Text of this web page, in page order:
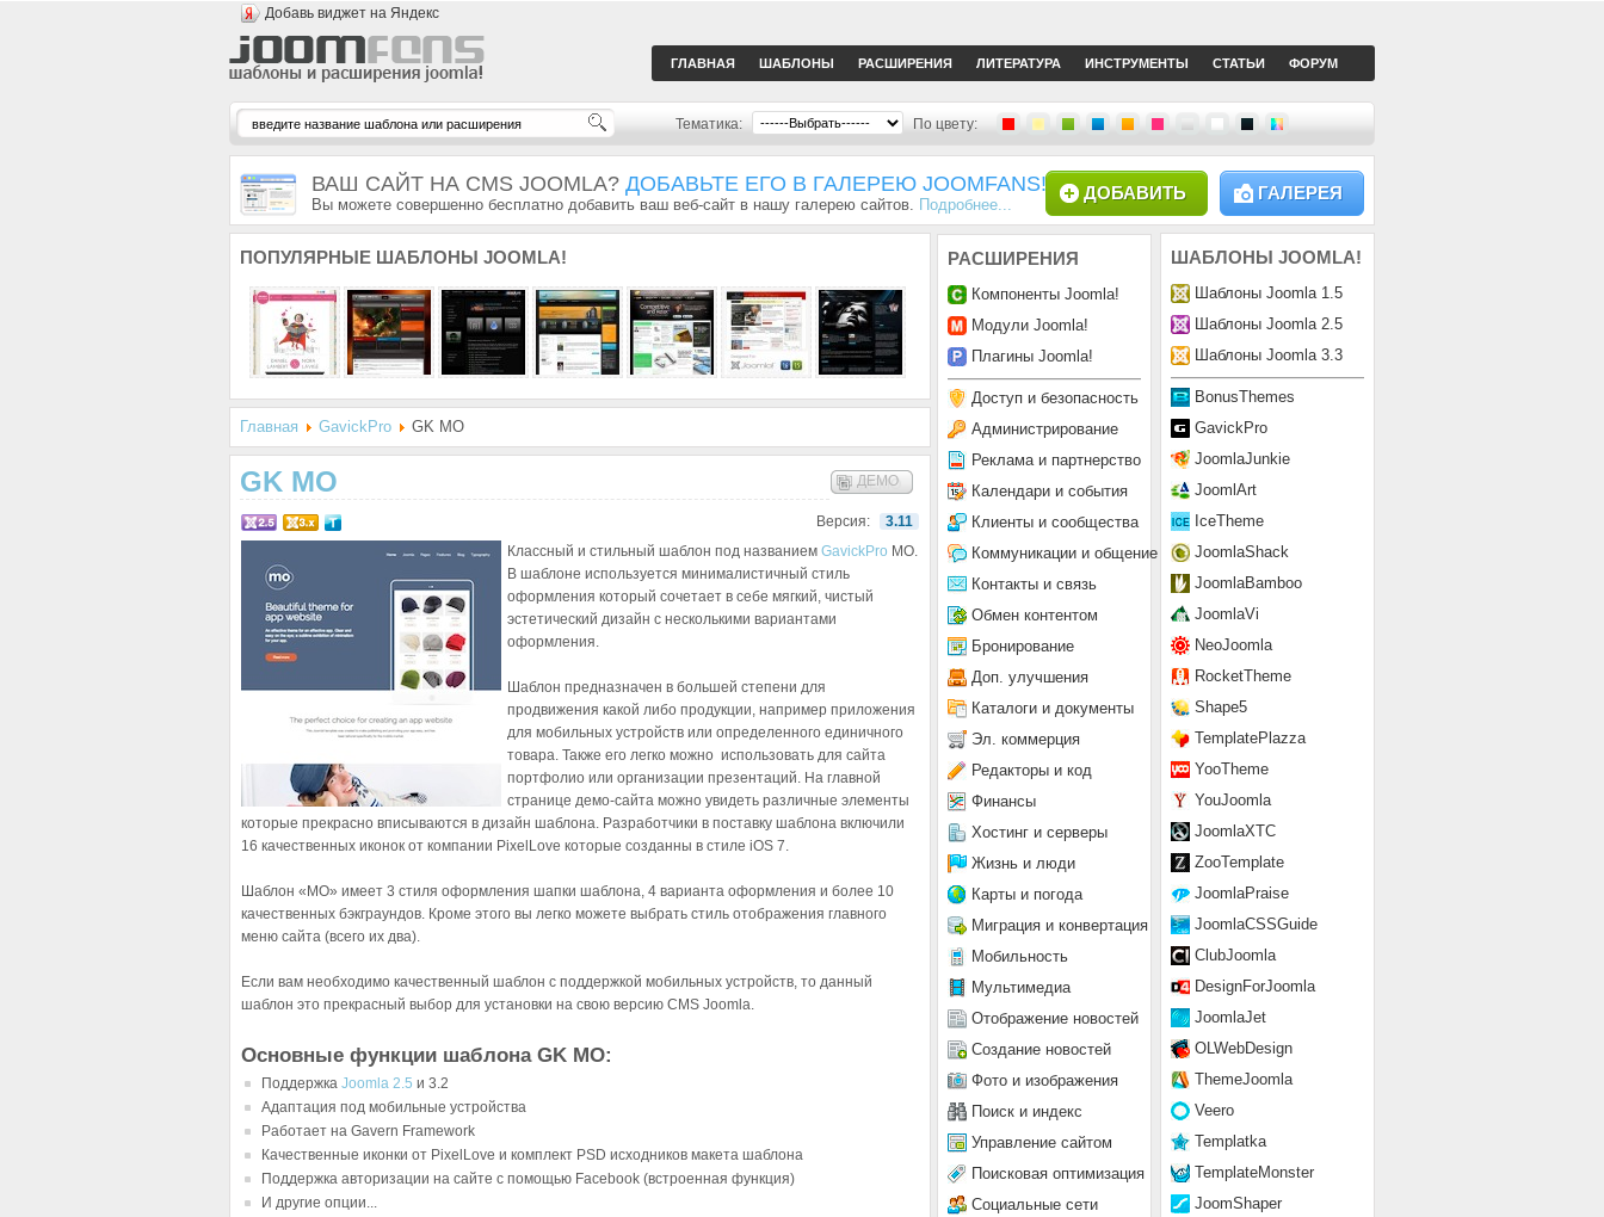
Добавь виджет на Яндекс
ГЛАВНАЯ ШАБЛОНЫ РАСШИРЕНИЯ ЛИТЕРАТУРА ИНСТРУМЕНТЫ СТАТЬИ ФОРУМ
Тематика: По цвету:
ВАШ САЙТ НА CMS JOOMLA? ДОБАВЬТЕ ЕГО В ГАЛЕРЕЮ JOOMFANS!
Вы можете совершенно бесплатно добавить ваш веб-сайт в нашу галерею сайтов. Подробнее...
ГАЛЕРЕЯ
ДОБАВИТЬ
ПОПУЛЯРНЫЕ ШАБЛОНЫ JOOMLA!
Главная GavickPro GK MO
GK MO ДЕМО
Версия:
3.11
Классный и стильный шаблон под названием GavickPro MO.
В шаблоне используется минималистичный стиль
оформления который сочетает в себе мягкий, чистый
эстетический дизайн с несколькими вариантами
оформления.
Шаблон предназначен в большей степени для
продвижения какой либо продукции, например приложения
для мобильных устройств или определенного единичного
товара. Также его легко можно использовать для сайта
портфолио или организации презентаций. На главной
странице демо-сайта можно увидеть различные элементы
которые прекрасно вписываются в дизайн шаблона. Разработчики в поставку шаблона включили
16 качественных иконок от компании PixelLove которые созданны в стиле iOS 7.
Шаблон «MO» имеет 3 стиля оформления шапки шаблона, 4 варианта оформления и более 10
качественных бэкграундов. Кроме этого вы легко можете выбрать стиль отображения главного
меню сайта (всего их два).
Если вам необходимо качественный шаблон с поддержкой мобильных устройств, то данный
шаблон это прекрасный выбор для установки на свою версию CMS Joomla.
Основные функции шаблона GK MO:
Поддержка Joomla 2.5 и 3.2
Адаптация под мобильные устройства
Работает на Gavern Framework
Качественные иконки от PixelLove и комплект PSD исходников макета шаблона
Поддержка авторизации на сайте с помощью Facebook (встроенная функция)
И другие опции...
ШАБЛОНЫ JOOMLA!
Шаблоны Joomla 1.5
Шаблоны Joomla 2.5
Шаблоны Joomla 3.3
BonusThemes
GavickPro
JoomlaJunkie
JoomlArt
IceTheme
JoomlaShack
JoomlaBamboo
JoomlaVi
NeoJoomla
RocketTheme
Shape5
TemplatePlazza
YooTheme
YouJoomla
JoomlaXTC
ZooTemplate
JoomlaPraise
JoomlaCSSGuide
ClubJoomla
DesignForJoomla
JoomlaJet
OLWebDesign
ThemeJoomla
Veero
Templatka
TemplateMonster
JoomShaper
РАСШИРЕНИЯ
Компоненты Joomla!
Модули Joomla!
Плагины Joomla!
Доступ и безопасность
Администрирование
Реклама и партнерство
Календари и события
Клиенты и сообщества
Коммуникации и общение
Контакты и связь
Обмен контентом
Бронирование
Доп. улучшения
Каталоги и документы
Эл. коммерция
Редакторы и код
Финансы
Хостинг и серверы
Жизнь и люди
Карты и погода
Миграция и конвертация
Мобильность
Мультимедиа
Отображение новостей
Создание новостей
Фото и изображения
Поиск и индекс
Управление сайтом
Поисковая оптимизация
Социальные сети